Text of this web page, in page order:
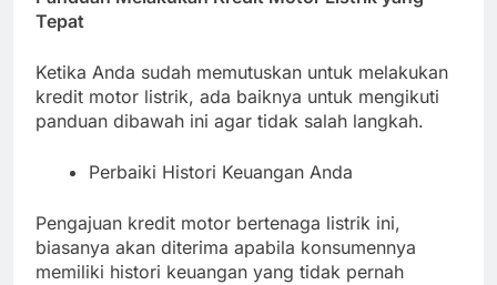
Tepat
Ketika Anda sudah memutuskan untuk melakukan
kredit motor listrik, ada baiknya untuk mengikuti
panduan dibawah ini agar tidak salah langkah.
Perbaiki Histori Keuangan Anda
Pengajuan kredit motor bertenaga listrik ini,
biasanya akan diterima apabila konsumennya
memiliki histori keuangan yang tidak pernah